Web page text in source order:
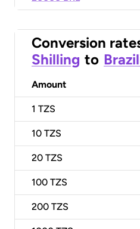
Conversion
Shilling to
Amount
1 TZS
10 TZS
20 TZS
100 TZS
200 TZS